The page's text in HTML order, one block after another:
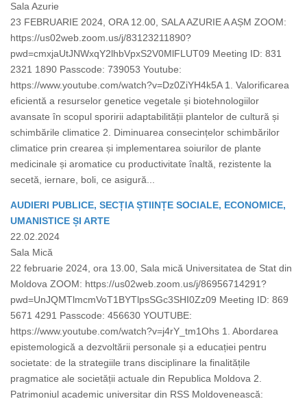
Sala Azurie
23 FEBRUARIE 2024, ORA 12.00, SALA AZURIE A AȘM ZOOM:
https://us02web.zoom.us/j/83123211890?
pwd=cmxjaUtJNWxqY2lhbVpxS2V0MlFLUT09 Meeting ID: 831
2321 1890 Passcode: 739053 Youtube:
https://www.youtube.com/watch?v=Dz0ZiYH4k5A 1. Valorificarea
eficientă a resurselor genetice vegetale și biotehnologiilor
avansate în scopul sporirii adaptabilității plantelor de cultură și
schimbările climatice 2. Diminuarea consecințelor schimbărilor
climatice prin crearea și implementarea soiurilor de plante
medicinale și aromatice cu productivitate înaltă, rezistente la
secetă, iernare, boli, ce asigură...
AUDIERI PUBLICE, SECȚIA ȘTIINȚE SOCIALE, ECONOMICE,
UMANISTICE ȘI ARTE
22.02.2024
Sala Mică
22 februarie 2024, ora 13.00, Sala mică Universitatea de Stat din
Moldova ZOOM: https://us02web.zoom.us/j/86956714291?
pwd=UnJQMTlmcmVoT1BYTlpsSGc3SHI0Zz09 Meeting ID: 869
5671 4291 Passcode: 456630 YOUTUBE:
https://www.youtube.com/watch?v=j4rY_tm1Ohs 1. Abordarea
epistemologică a dezvoltării personale și a educației pentru
societate: de la strategiile trans disciplinare la finalitățile
pragmatice ale societății actuale din Republica Moldova 2.
Patrimoniul academic universitar din RSS Moldovenească: